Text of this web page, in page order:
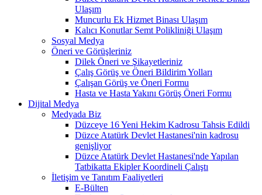
Ulaşım
Muncurlu Ek Hizmet Binası Ulaşım
Kalıcı Konutlar Semt Polikliniği Ulaşım
Sosyal Medya
Öneri ve Görüşleriniz
Dilek Öneri ve Şikayetleriniz
Çalış Görüş ve Öneri Bildirim Yolları
Çalışan Görüş ve Öneri Formu
Hasta ve Hasta Yakını Görüş Öneri Formu
Dijital Medya
Medyada Biz
Düzceye 16 Yeni Hekim Kadrosu Tahsis Edildi
Düzce Atatürk Devlet Hastanesi'nin kadrosu
genişliyor
Düzce Atatürk Devlet Hastanesi'nde Yapılan
Tatbikatta Ekipler Koordineli Çalıştı
İletişim ve Tanıtım Faaliyetleri
E-Bülten